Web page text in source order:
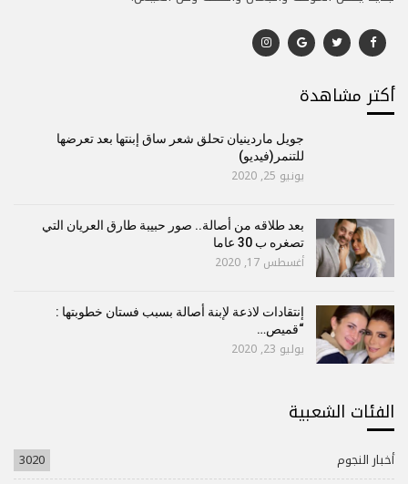
أكتر مشاهدة
جويل ماردينيان تحلق شعر ساق إبنتها بعد تعرضها
للتنمر(فيديو)
يونيو 25, 2020
بعد طلاقه من أصالة.. صور حبيبة طارق العريان التي
تصغره ب 30 عاما
أغسطس 17, 2020
إنتقادات لاذعة لإبنة أصالة بسبب فستان خطوبتها :
“قميص…
يوليو 23, 2020
الفئات الشعبية
أخبار النجوم 3020